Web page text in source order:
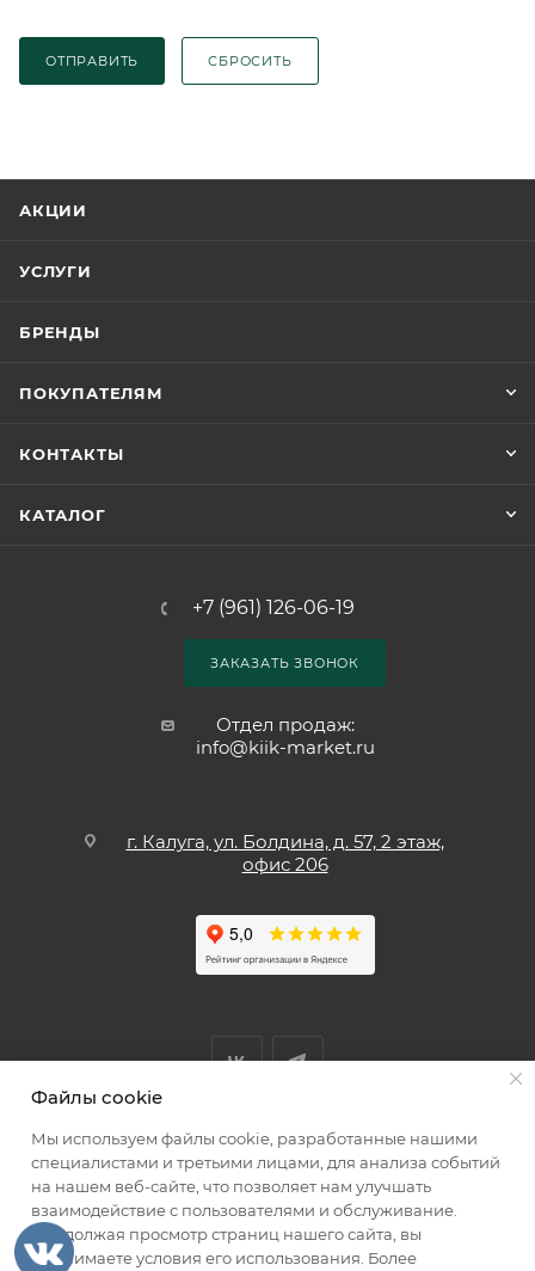
ОТПРАВИТЬ СБРОСИТЬ
АКЦИИ
УСЛУГИ
БРЕНДЫ
ПОКУПАТЕЛЯМ
КОНТАКТЫ
КАТАЛОГ
+7 (961) 126-06-19
ЗАКАЗАТЬ ЗВОНОК
Отдел продаж:
info@kiik-market.ru
г. Калуга, ул. Болдина, д. 57, 2 этаж,
офис 206
Мы принимаем к оплате
2026 © КИИК МАРКЕТ
Файлы cookie
Мы используем файлы cookie, разработанные нашими
специалистами и третьими лицами, для анализа событий
на нашем веб-сайте, что позволяет нам улучшать
взаимодействие с пользователями и обслуживание.
Продолжая просмотр страниц нашего сайта, вы
принимаете условия его использования. Более